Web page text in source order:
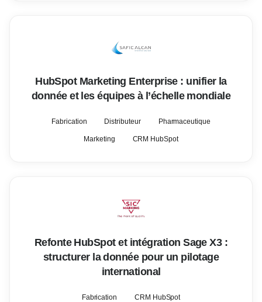
HubSpot Marketing Enterprise : unifier la
donnée et les équipes à l’échelle mondiale
Fabrication Distributeur Pharmaceutique
Marketing CRM HubSpot
Refonte HubSpot et intégration Sage X3 :
structurer la donnée pour un pilotage
international
Fabrication CRM HubSpot